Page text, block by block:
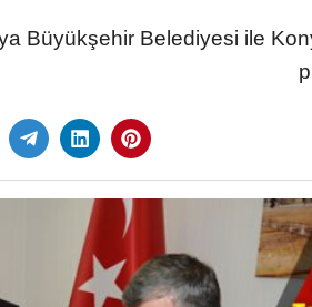
Büyükşehir Belediyesi ile